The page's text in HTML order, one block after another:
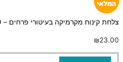
צלחת קינוח מקרמיקה בעיטורי פרחים – 19 ס"מ
₪23.00